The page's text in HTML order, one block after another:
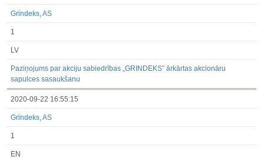
Grindeks, AS
1
LV
Paziņojums par akciju sabiedrības „GRINDEKS” ārkārtas akcionāru
sapulces sasaukšanu
2020-09-22 16:55:15
Grindeks, AS
1
EN